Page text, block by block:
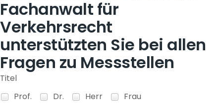
Fachanwalt für
Verkehrsrecht
unterstützten Sie bei allen
Fragen zu Messstellen
Titel
Prof.
Dr. Herr Frau